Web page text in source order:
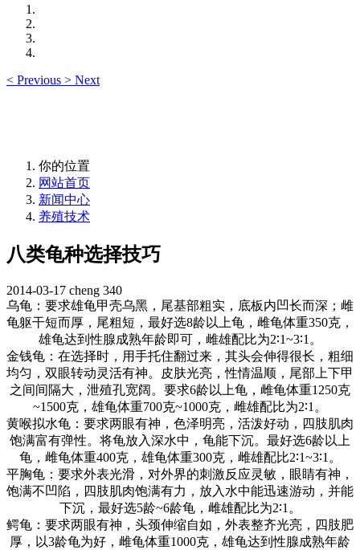
< Previous > Next
你的位置
网站首页
新闻中心
养殖技术
八类龟种选择技巧
2014-03-17 cheng 340
乌龟：要求雄龟甲壳乌黑，尾基部粗实，底板内凹长而深；雌
龟躯干短而厚，尾粗短，最好选8龄以上龟，雌龟体重350克，
雄龟达到性腺成熟年龄即可，雌雄配比为2∶1~3∶1 。
金钱龟：在选择时，用手托住翻过来，其头会伸得很长，粗细
均匀，双眼转动灵活有神。皮肤光亮，性情温顺，尾部上下甲
之间间隔大，泄殖孔宽阔。要求6龄以上龟，雌龟体重1250克
~1500克，雄龟体重700克~1000克，雌雄配比为2∶1 。
黄喉拟水龟：要求两眼有神，色泽明亮，活泼好动，四肢肌肉
饱满富有弹性。将龟放入深水中，龟能下沉。最好选6龄以上
龟，雌龟体重400克，雄龟体重300克，雌雄配比2∶1~3∶1 。
平胸龟：要求外表光滑，对外界的刺激反应灵敏，眼睛有神，
饱满不凹陷，四肢肌肉饱满有力，放入水中能迅速游动，并能
下沉，最好选5龄~6龄龟，雌雄配比为2∶1 。
鳄龟：要求两眼有神，头颈伸缩自如，外表整齐光亮，四肢肥
厚，以3龄龟为好，雌龟体重1000克，雄龟达到性腺成熟年龄